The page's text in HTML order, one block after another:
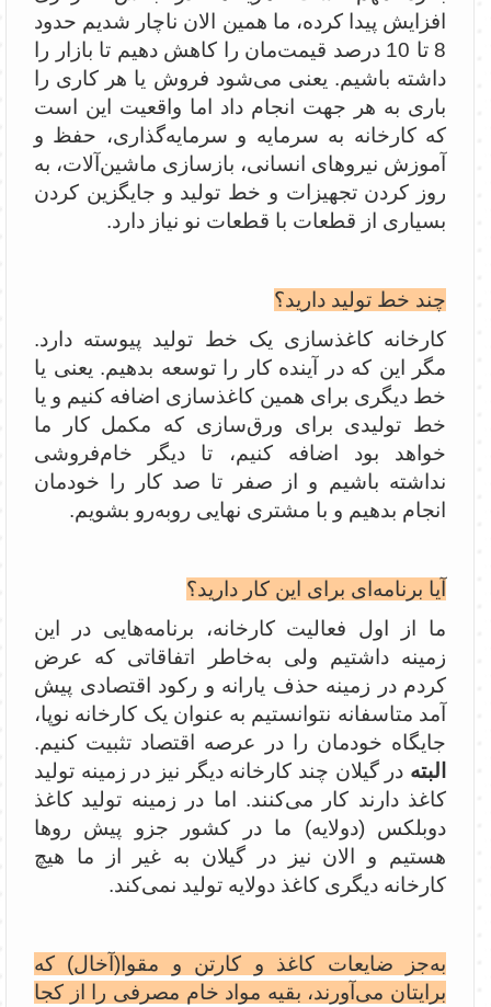
افزایش پیدا کرده، ما همین الان ناچار شدیم حدود
8 تا 10 درصد قیمت‌مان را کاهش دهیم تا بازار را
داشته باشیم. یعنی می‌شود فروش یا هر کاری را
باری به هر جهت انجام داد اما واقعیت این است
که کارخانه به سرمایه و سرمایه‌گذاری، حفظ و
آموزش نیروهای انسانی، بازسازی ماشین‌آلات، به
روز کردن تجهیزات و خط تولید و جایگزین کردن
بسیاری از قطعات با قطعات نو نیاز دارد.
چند خط تولید دارید؟
کارخانه کاغذسازی یک خط تولید پیوسته دارد.
مگر این که در آینده کار را توسعه بدهیم. یعنی یا
خط دیگری برای همین کاغذسازی اضافه کنیم و یا
خط تولیدی برای ورق‌سازی که مکمل کار ما
خواهد بود اضافه کنیم، تا دیگر خام‌فروشی
نداشته باشیم و از صفر تا صد کار را خودمان
انجام بدهیم و با مشتری نهایی روبه‌رو بشویم.
آیا برنامه‌ای برای این کار دارید؟
ما از اول فعالیت کارخانه، برنامه‌هایی در این
زمینه داشتیم ولی به‌خاطر اتفاقاتی که عرض
کردم در زمینه حذف یارانه و رکود اقتصادی پیش
آمد متاسفانه نتوانستیم به عنوان یک کارخانه نوپا،
جایگاه خودمان را در عرصه اقتصاد تثبیت کنیم.
البته در گیلان چند کارخانه دیگر نیز در زمینه تولید
کاغذ دارند کار می‌کنند. اما در زمینه تولید کاغذ
دوبلکس (دولایه) ما در کشور ‌جزو پیش روها
هستیم و الان نیز در گیلان به غیر از ما هیچ
کارخانه دیگری کاغذ دولایه تولید نمی‌کند.
به‌جز ضایعات کاغذ و کارتن و مقوا(آخال) که
برایتان می‌آورند، بقیه مواد خام مصرفی را از کجا